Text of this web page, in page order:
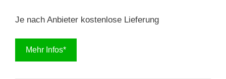
Je nach Anbieter kostenlose Lieferung
Mehr Infos*